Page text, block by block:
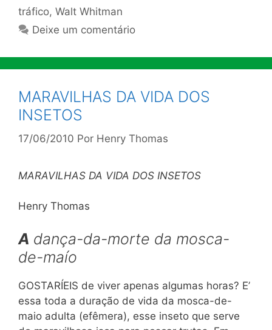
tráfico, Walt Whitman
Deixe um comentário
MARAVILHAS DA VIDA DOS
INSETOS
17/06/2010 Por Henry Thomas
MARAVILHAS DA VIDA DOS INSETOS
Henry Thomas
A dança-da-morte da mosca-
de-maío
GOSTARÍEIS de viver apenas algumas horas? E’
essa toda a duração de vida da mosca-de-
maio adulta (efêmera), esse inseto que serve